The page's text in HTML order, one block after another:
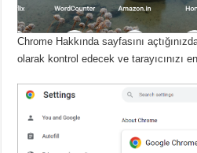
Chrome Hakkında sayfasını
olarak kontrol edecek ve tarayıcınızı